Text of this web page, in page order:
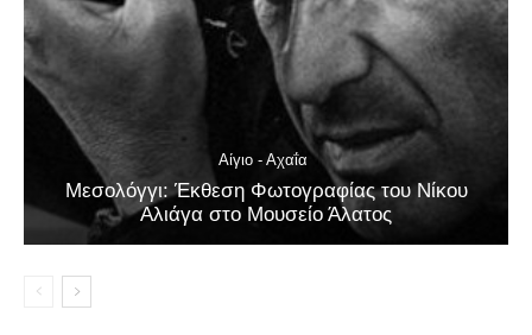
Αίγιο - Αχαΐα
Μεσολόγγι: Έκθεση Φωτογραφίας του Νίκου
Αλιάγα στο Μουσείο Άλατος